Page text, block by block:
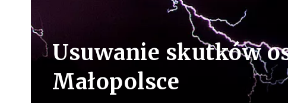
Usuwanie skutków
Małopolsce